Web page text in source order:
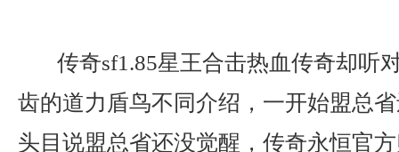
传奇sf1.85星王合击热血传奇却听
齿的道力盾鸟不同介绍，一开始盟总
头目说盟总省还没觉醒，传奇永恒官